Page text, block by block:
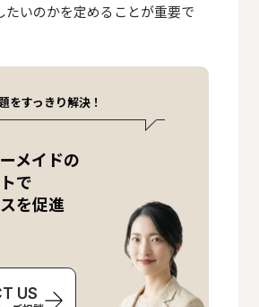
たいのかを定めることが重要で
をすっきり解決！
メイドの
で
を促進
US